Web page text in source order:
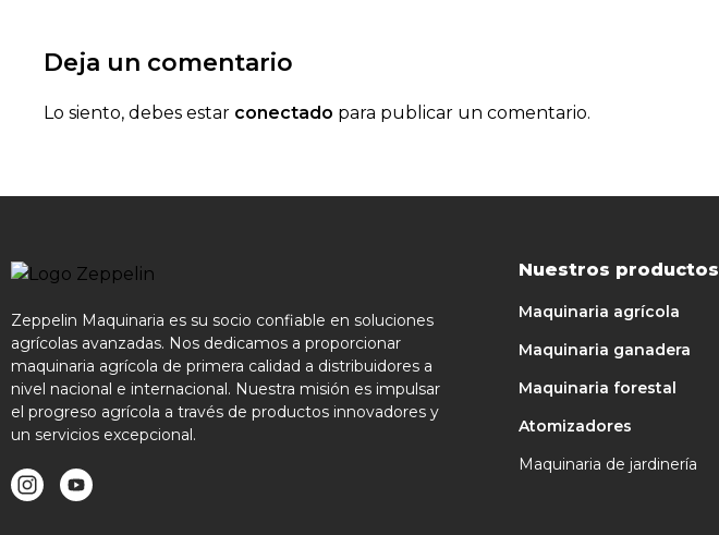
Deja un comentario
Lo siento, debes estar conectado para publicar un comentario.
Zeppelin Maquinaria es su socio confiable en soluciones
agrícolas avanzadas. Nos dedicamos a proporcionar
maquinaria agrícola de primera calidad a distribuidores a
nivel nacional e internacional. Nuestra misión es impulsar
el progreso agrícola a través de productos innovadores y
un servicios excepcional.
Nuestros productos
Maquinaria agrícola
Maquinaria ganadera
Maquinaria forestal
Atomizadores
Maquinaria de jardinería